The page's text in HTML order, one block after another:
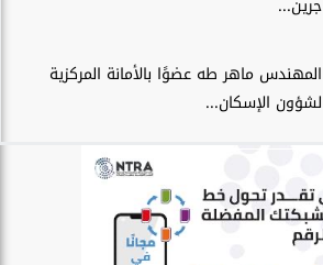
المهندس ماهر طه عضوًا بالأمانة المركزية
لشؤون الإسكان...